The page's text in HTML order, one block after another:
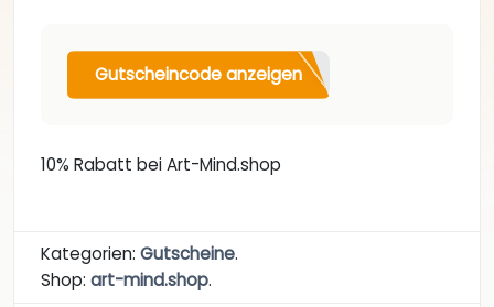
Gutscheincode anzeigen
10% Rabatt bei Art-Mind.shop
Kategorien: Gutscheine.
Shop: art-mind.shop.